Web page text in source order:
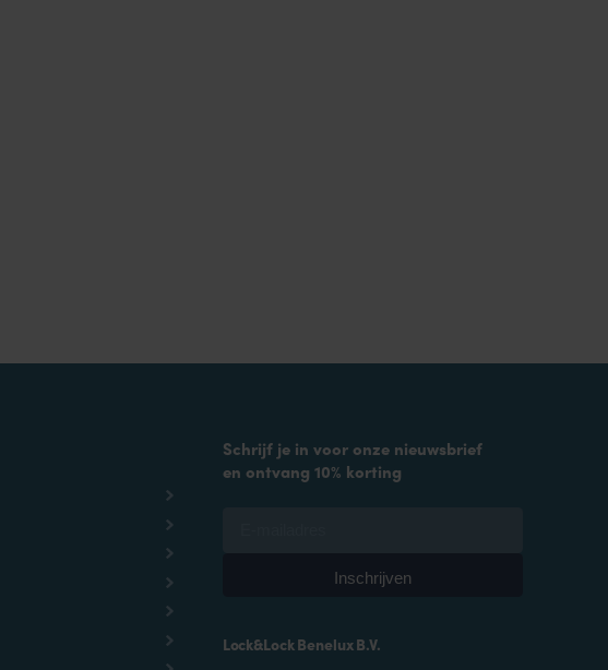
Schrijf je in voor onze nieuwsbrief
en ontvang 10% korting
Lock&Lock Benelux B.V.